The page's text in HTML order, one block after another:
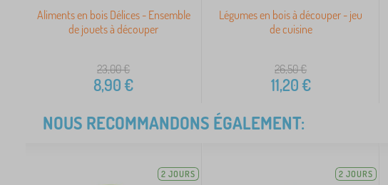
Aliments en bois Délices - Ensemble
de jouets à découper
23,00€
8,90€
Légumes en bois à découper - jeu
de cuisine
26,50€
11,20€
NOUS RECOMMANDONS ÉGALEMENT:
2 JOURS 2 JOURS